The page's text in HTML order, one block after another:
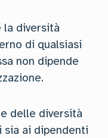
la diversità
di qualsiasi
non dipende
delle diversità
ai dipendenti